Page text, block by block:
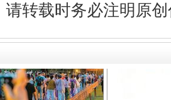
请转载时务必注明原